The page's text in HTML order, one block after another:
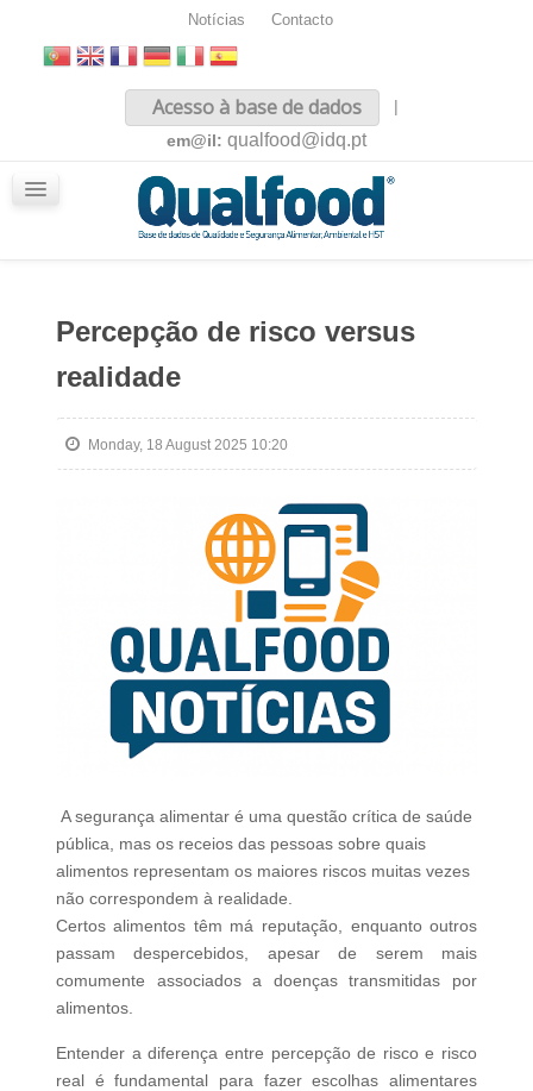
Notícias Contacto
Acesso à base de dados
|
em@il: qualfood@idq.pt
Percepção de risco versus
realidade
Monday, 18 August 2025 10:20
A segurança alimentar é uma questão crítica de saúde
pública, mas os receios das pessoas sobre quais
alimentos representam os maiores riscos muitas vezes
não correspondem à realidade.
Certos alimentos têm má reputação, enquanto outros
passam despercebidos, apesar de serem mais
comumente associados a doenças transmitidas por
alimentos.
Entender a diferença entre percepção de risco e risco
real é fundamental para fazer escolhas alimentares